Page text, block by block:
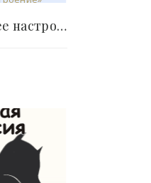
Путь к успеху - «Хорошее настроение»..